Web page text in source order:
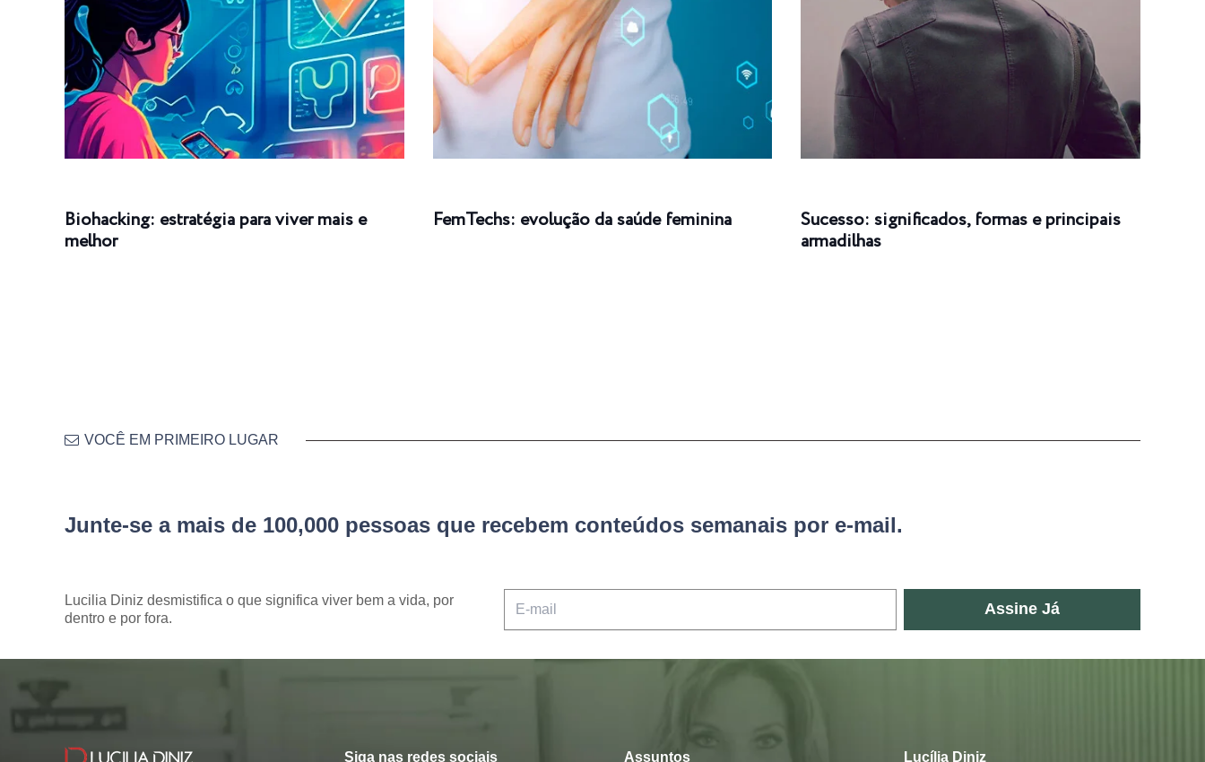
Biohacking: estratégia para viver mais e
melhor
FemTechs: evolução da saúde feminina
Sucesso: significados, formas e principais
armadilhas
VOCÊ EM PRIMEIRO LUGAR
Junte-se a mais de 100,000 pessoas que recebem conteúdos semanais por e-mail.
Lucilia Diniz desmistifica o que significa viver bem a vida, por
dentro e por fora.
Assine Já
Siga nas redes sociais Assuntos Lucília Diniz